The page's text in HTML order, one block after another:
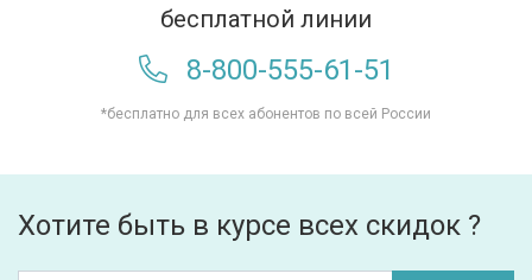
бесплатной линии
8-800-555-61-51
*бесплатно для всех абонентов по всей России
Хотите быть в курсе всех скидок ?